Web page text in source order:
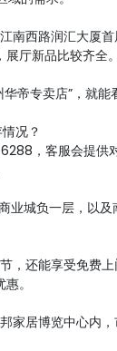
南西路润汇大厦
厅新品比较齐全。
帝专卖店”，就能
况？
，客服会提供
城负一层，以
，还能享受免费
。
家居博览中心内